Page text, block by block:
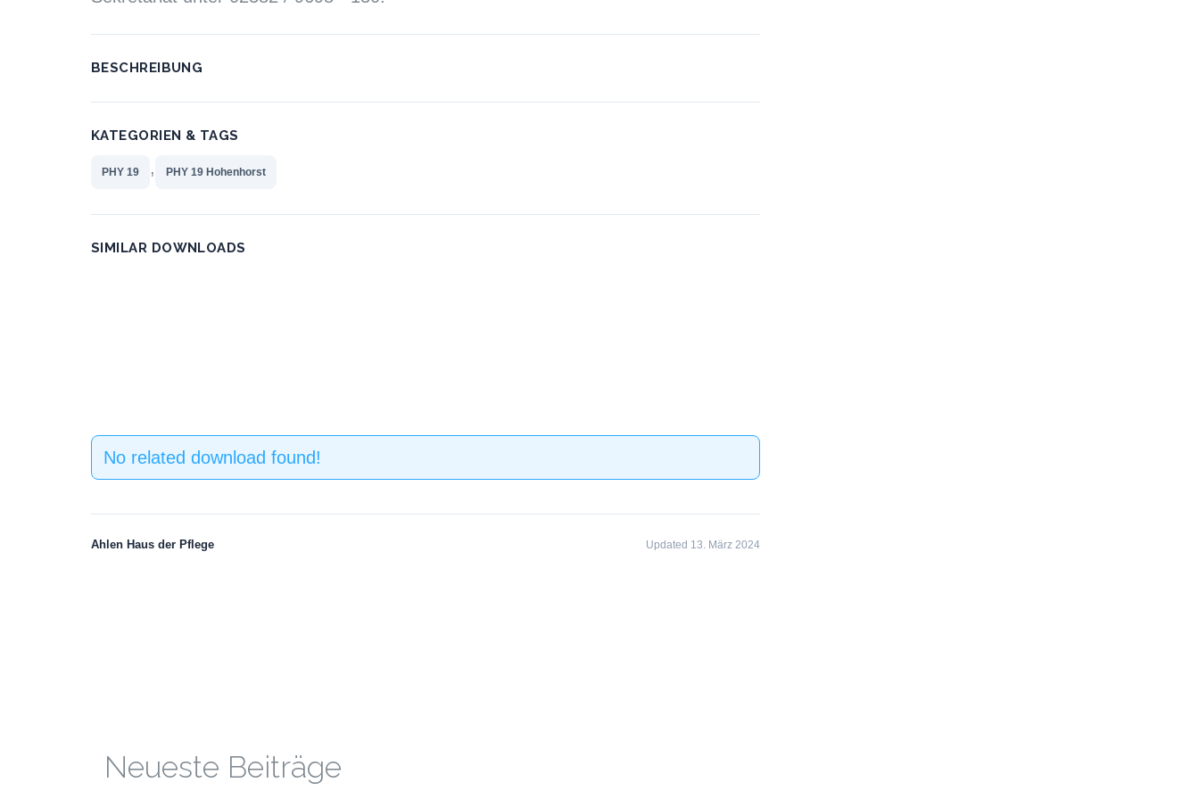
BESCHREIBUNG
KATEGORIEN & TAGS
PHY 19 , PHY 19 Hohenhorst
SIMILAR DOWNLOADS
No related download found!
Ahlen Haus der Pflege Updated 13. März 2024
Neueste Beiträge